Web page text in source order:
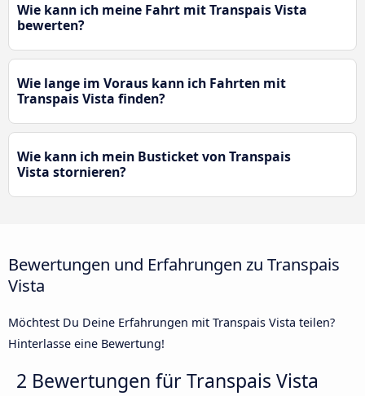
Wie kann ich meine Fahrt mit Transpais Vista
bewerten?
Wie lange im Voraus kann ich Fahrten mit
Transpais Vista finden?
Wie kann ich mein Busticket von Transpais
Vista stornieren?
Bewertungen und Erfahrungen zu Transpais
Vista
Möchtest Du Deine Erfahrungen mit Transpais Vista teilen?
Hinterlasse eine Bewertung!
2 Bewertungen fürTranspais Vista